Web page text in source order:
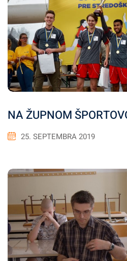
NA ŽUPNOM
25. SEPTEMBRA 2019